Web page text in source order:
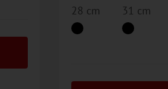
28 cm 31 cm